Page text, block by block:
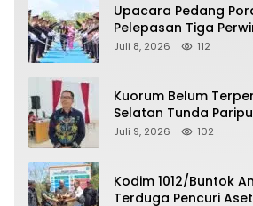
Upacara Pedang
Pelepasan Tiga
Selatan Masuki Masa
Juli 8, 2026 112
Kuorum Belum
Selatan Tunda
Raperda
Juli 9, 2026 102
Kodim 1012/Buntok
Terduga Pencuri